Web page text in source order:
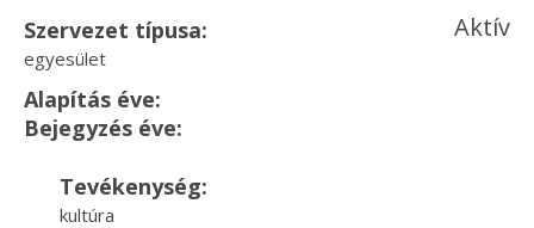
Szervezet típusa:
egyesület
Aktív
Alapítás éve:
Bejegyzés éve:
Tevékenység:
kultúra